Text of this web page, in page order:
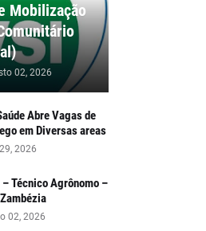
Mobilização
02, 2026
Abre Vagas de
em Diversas areas
2026
Técnico Agrônomo –
02, 2026